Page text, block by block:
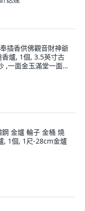
插香供佛觀音財神爺
爐, 1個, 3.5英寸古
,一面金玉滿堂一面雙
金爐 輪子 金桶 燒
, 1個, 1尺-28cm金爐